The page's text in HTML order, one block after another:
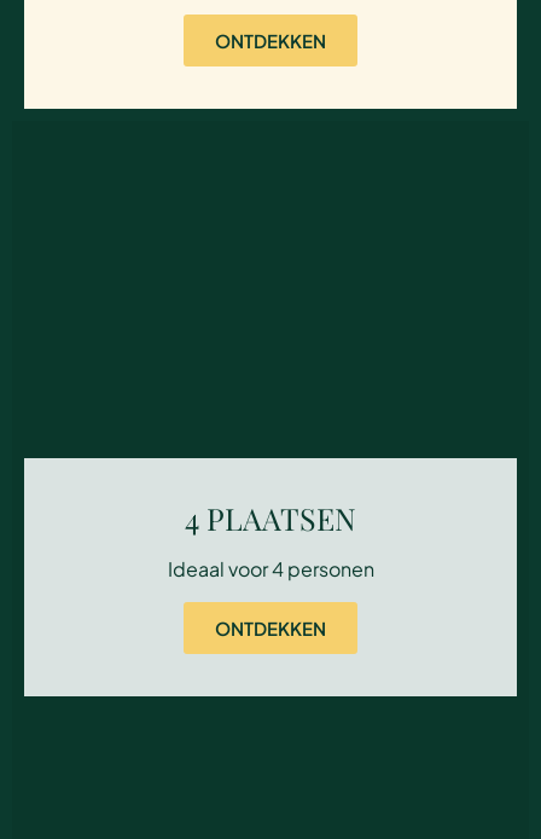
ONTDEKKEN
4 PLAATSEN
Ideaal voor 4 personen
ONTDEKKEN